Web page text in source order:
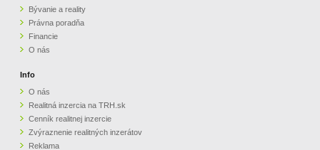
Bývanie a reality
Právna poradňa
Financie
O nás
Info
O nás
Realitná inzercia na TRH.sk
Cenník realitnej inzercie
Zvýraznenie realitných inzerátov
Reklama